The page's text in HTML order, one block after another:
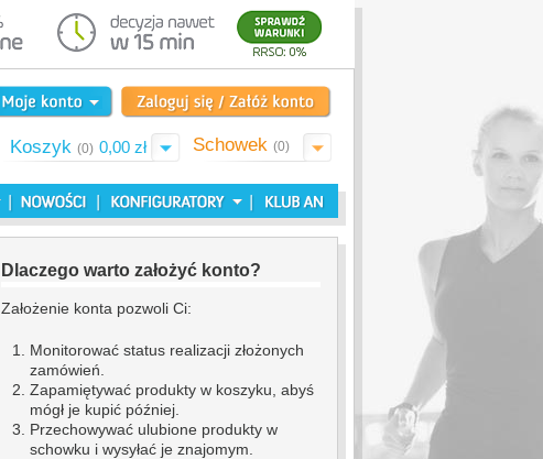
Koszyk (0) 0,00 zł Schowek (0)
Dlaczego warto założyć konto?
Założenie konta pozwoli Ci:
Monitorować status realizacji złożonych
zamówień.
Zapamiętywać produkty w koszyku, abyś
mógł je kupić później.
Przechowywać ulubione produkty w
schowku i wysyłać je znajomym.